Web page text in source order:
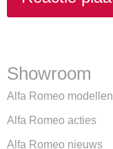
Showroom
Alfa Romeo modellen
Alfa Romeo acties
Alfa Romeo nieuws